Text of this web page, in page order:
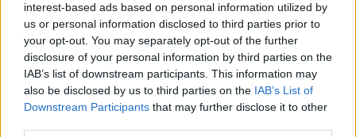
interest-based ads based on personal information utilized by
us or personal information disclosed to third parties prior to
your opt-out. You may separately opt-out of the further
disclosure of your personal information by third parties on the
IAB’s list of downstream participants. This information may
also be disclosed by us to third parties on the IAB’s List of
Downstream Participants that may further disclose it to other